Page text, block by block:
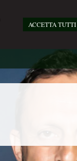
ACCETTA TUTTI